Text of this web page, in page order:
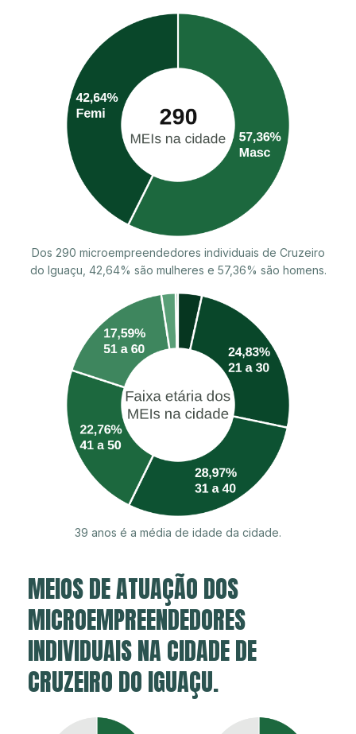
Dos 290 microempreendedores individuais de Cruzeiro
do Iguaçu, 42,64% são mulheres e 57,36% são homens.
39 anos é a média de idade da cidade.
MEIOS DE ATUAÇÃO DOS
MICROEMPREENDEDORES
INDIVIDUAIS NA CIDADE DE
CRUZEIRO DO IGUAÇU.